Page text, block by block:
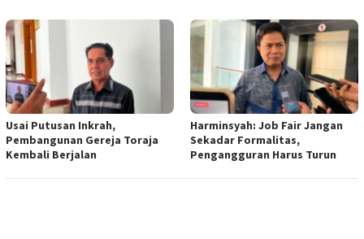
Usai Putusan Inkrah,
Pembangunan Gereja Toraja
Kembali Berjalan
Harminsyah: Job Fair Jangan
Sekadar Formalitas,
Pengangguran Harus Turun